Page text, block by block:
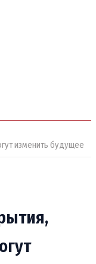
изменить будущее